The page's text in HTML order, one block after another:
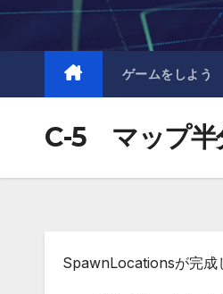
ゲームをしよう
C-5 マップ半
SpawnLocationsが完成